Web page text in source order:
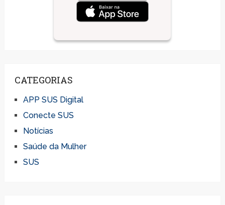
CATEGORIAS
APP SUS Digital
Conecte SUS
Notícias
Saúde da Mulher
SUS